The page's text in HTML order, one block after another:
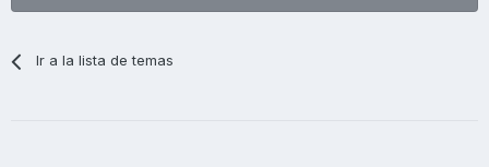
Ir a la lista de temas